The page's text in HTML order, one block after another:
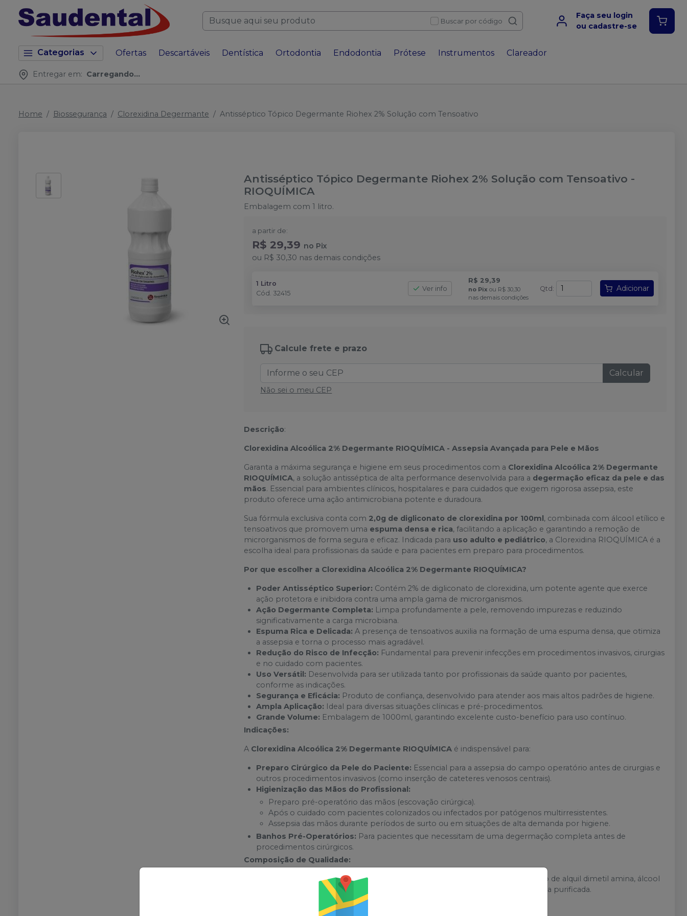
Buscar por código
Faça seu login
ou cadastre-se
Categorias Ofertas Descartáveis Dentística Ortodontia Endodontia Prótese Instrumentos Clareador
Entregar em: Carregando...
Home Biossegurança Clorexidina Degermante Antisséptico Tópico Degermante Riohex 2% Solução com Tensoativo
Antisséptico Tópico Degermante Riohex 2% Solução com Tensoativo -
RIOQUÍMICA
Embalagem com 1 litro.
a partir de:
R$ 29,39 no Pix
ou R$ 30,30 nas demais condições
1 Litro
Cód. 32415
Ver info
R$ 29,39
no Pix ou R$ 30,30
nas demais condições
Qtd : Adicionar
Calcule frete e prazo
Calcular
Não sei o meu CEP
Descrição:
Clorexidina Alcoólica 2% Degermante RIOQUÍMICA - Assepsia Avançada para Pele e Mãos
Garanta a máxima segurança e higiene em seus procedimentos com a Clorexidina Alcoólica 2% Degermante
RIOQUÍMICA, a solução antisséptica de alta performance desenvolvida para a degermação eficaz da pele e das
mãos. Essencial para ambientes clínicos, hospitalares e para cuidados que exigem rigorosa assepsia, este
produto oferece uma ação antimicrobiana potente e duradoura.
Sua fórmula exclusiva conta com 2,0g de digliconato de clorexidina por 100ml, combinada com álcool etílico e
tensoativos que promovem uma espuma densa e rica, facilitando a aplicação e garantindo a remoção de
microrganismos de forma segura e eficaz. Indicada para uso adulto e pediátrico, a Clorexidina RIOQUÍMICA é a
escolha ideal para profissionais da saúde e para pacientes em preparo para procedimentos.
Por que escolher a Clorexidina Alcoólica 2% Degermante RIOQUÍMICA?
Poder Antisséptico Superior: Contém 2% de digliconato de clorexidina, um potente agente que exerce
ação protetora e inibidora contra uma ampla gama de microrganismos.
Ação Degermante Completa: Limpa profundamente a pele, removendo impurezas e reduzindo
significativamente a carga microbiana.
Espuma Rica e Delicada: A presença de tensoativos auxilia na formação de uma espuma densa, que otimiza
a assepsia e torna o processo mais agradável.
Redução do Risco de Infecção: Fundamental para prevenir infecções em procedimentos invasivos, cirurgias
e no cuidado com pacientes.
Uso Versátil: Desenvolvida para ser utilizada tanto por profissionais da saúde quanto por pacientes,
conforme as indicações.
Segurança e Eficácia: Produto de confiança, desenvolvido para atender aos mais altos padrões de higiene.
Ampla Aplicação: Ideal para diversas situações clínicas e pré-procedimentos.
Grande Volume: Embalagem de 1000ml, garantindo excelente custo-benefício para uso contínuo.
Indicações:
A Clorexidina Alcoólica 2% Degermante RIOQUÍMICA é indispensável para:
Preparo Cirúrgico da Pele do Paciente: Essencial para a assepsia do campo operatório antes de cirurgias e
outros procedimentos invasivos (como inserção de cateteres venosos centrais).
Higienização das Mãos do Profissional:
Preparo pré-operatório das mãos (escovação cirúrgica).
Após o cuidado com pacientes colonizados ou infectados por patógenos multirresistentes.
Assepsia das mãos durante períodos de surto ou em situações de alta demanda por higiene.
Banhos Pré-Operatórios: Para pacientes que necessitam de uma degermação completa antes de
procedimentos cirúrgicos.
Composição de Qualidade:
Cada 100 ml contém: Digliconato de clorexidina (2,0g). Excipientes: glicerina, óxido de alquil dimetil amina, álcool
etílico, hidroxietilcelulose, essência floral, corante amarelo (CI 19140 + 16.225) e água purificada.